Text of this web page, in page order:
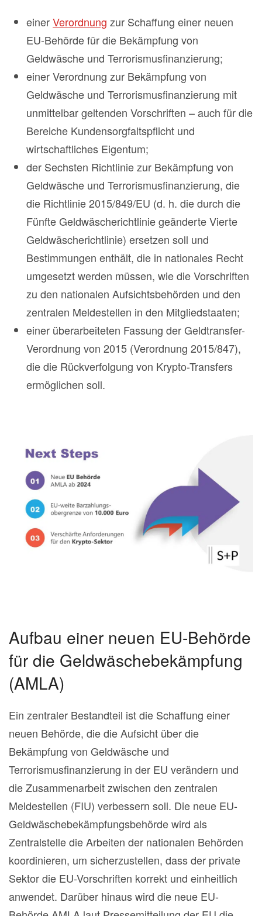
einerVerordnung zur Schaffung einer neuen
EU-Behörde für die Bekämpfung von
Geldwäsche und Terrorismusfinanzierung;
einer Verordnung zur Bekämpfung von
Geldwäsche und Terrorismusfinanzierung mit
unmittelbar geltenden Vorschriften – auch für die
Bereiche Kundensorgfaltspflicht und
wirtschaftliches Eigentum;
der Sechsten Richtlinie zur Bekämpfung von
Geldwäsche und Terrorismusfinanzierung, die
die Richtlinie 2015/849/EU (d. h. die durch die
Fünfte Geldwäscherichtlinie geänderte Vierte
Geldwäscherichtlinie) ersetzen soll und
Bestimmungen enthält, die in nationales Recht
umgesetzt werden müssen, wie die Vorschriften
zu den nationalen Aufsichtsbehörden und den
zentralen Meldestellen in den Mitgliedstaaten;
einer überarbeiteten Fassung der Geldtransfer-
Verordnung von 2015 (Verordnung 2015/847),
die die Rückverfolgung von Krypto-Transfers
ermöglichen soll.
Aufbau einer neuen EU-Behörde
für die Geldwäschebekämpfung
(AMLA)
Ein zentraler Bestandteil ist die Schaffung einer
neuen Behörde, die die Aufsicht über die
Bekämpfung von Geldwäsche und
Terrorismusfinanzierung in der EU verändern und
die Zusammenarbeit zwischen den zentralen
Meldestellen (FIU) verbessern soll. Die neue EU-
Geldwäschebekämpfungsbehörde wird als
Zentralstelle die Arbeiten der nationalen Behörden
koordinieren, um sicherzustellen, dass der private
Sektor die EU-Vorschriften korrekt und einheitlich
anwendet. Darüber hinaus wird die neue EU-